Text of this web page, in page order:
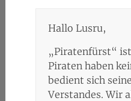
Hallo Lusru,
„Piratenfürst“
Piraten haben
bedient sich
Verstandes. Wir